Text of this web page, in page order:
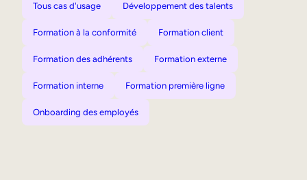
Tous cas d'usage Développement des talents
Formation à la conformité Formation client
Formation des adhérents Formation externe
Formation interne Formation première ligne
Onboarding des employés